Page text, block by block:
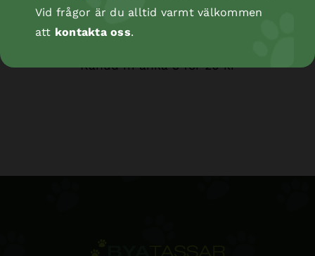
Råhud m anka 3 för 20 kr
Vid frågor är du alltid varmt välkommen
att kontakta oss.